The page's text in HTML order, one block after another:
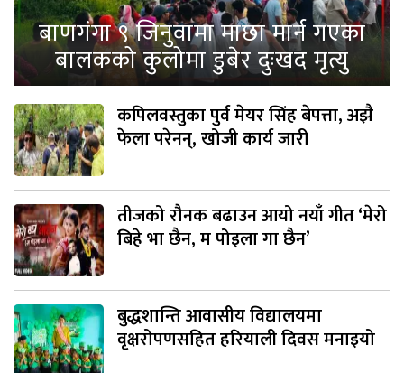
बाणगंगा ९ जिनुवामा माछा मार्न गएका
बालकको कुलोमा डुबेर दुःखद मृत्यु
कपिलवस्तुका पुर्व मेयर सिंह बेपत्ता, अझै
फेला परेनन्, खोजी कार्य जारी
तीजको रौनक बढाउन आयो नयाँ गीत ‘मेरो
बिहे भा छैन, म पोइला गा छैन’
बुद्धशान्ति आवासीय विद्यालयमा
वृक्षरोपणसहित हरियाली दिवस मनाइयो